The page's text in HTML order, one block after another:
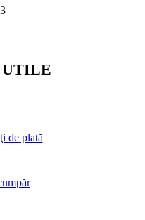
de plată